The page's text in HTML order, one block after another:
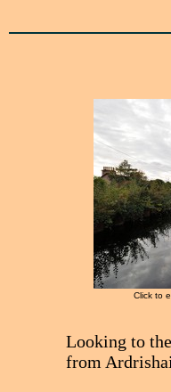
Click to
Looking to
from